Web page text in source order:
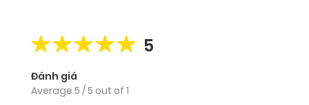
5
Đánh giá
Average 5 /5 out of 1